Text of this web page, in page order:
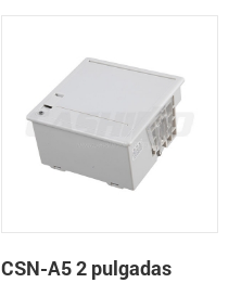
CSN-A5 2 pulgadas